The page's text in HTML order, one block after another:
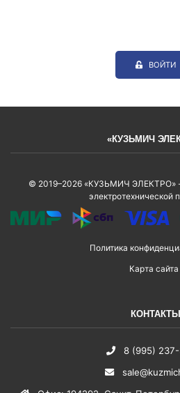
ВОЙТИ
«КУЗЬМИЧ
© 2019–2026 «КУЗЬМИЧ ЭЛЕКТРО» -
электротехнической
Политика
Карта сайта
КОНТАКТЫ
8 (995)